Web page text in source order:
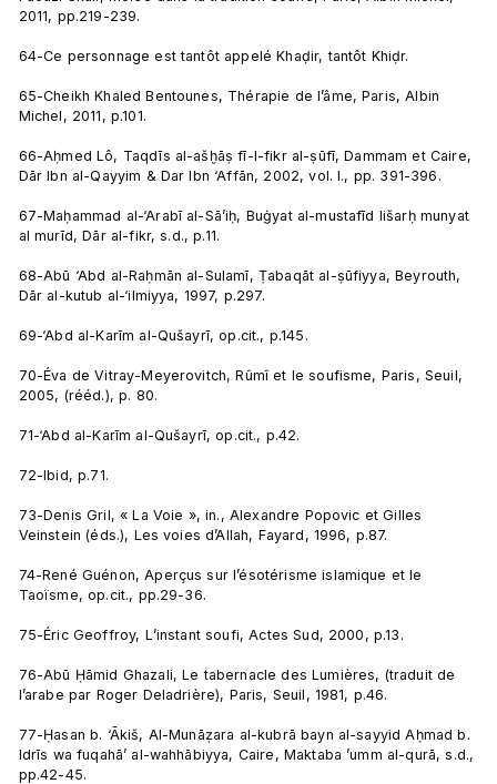
2011, pp.219-239.
64-Ce personnage est tantôt appelé Khaḍir, tantôt Khiḍr.
65-Cheikh Khaled Bentounes, Thérapie de l’âme, Paris, Albin
Michel, 2011, p.101.
66-Aḥmed Lô, Taqdīs al-ašḫāṣ fī-l-fikr al-ṣūfī, Dammam et Caire,
Dār Ibn al-Qayyim & Dar Ibn ‘Affān, 2002, vol. I., pp. 391-396.
67-Maḥammad al-‘Arabī al-Sā’iḥ, Buġyat al-mustafīd lišarḥ munyat
al murīd, Dār al-fikr, s.d., p.11.
68-Abū ‘Abd al-Raḥmān al-Sulamī, Ṭabaqāt al-ṣūfiyya, Beyrouth,
Dār al-kutub al-‘ilmiyya, 1997, p.297.
69-‘Abd al-Karīm al-Qušayrī, op.cit., p.145.
70-Éva de Vitray-Meyerovitch, Rûmî et le soufisme, Paris, Seuil,
2005, (rééd.), p. 80.
71-‘Abd al-Karīm al-Qušayrī, op.cit., p.42.
72-Ibid, p.71.
73-Denis Gril, « La Voie », in., Alexandre Popovic et Gilles
Veinstein (éds.), Les voies d’Allah, Fayard, 1996, p.87.
74-René Guénon, Aperçus sur l’ésotérisme islamique et le
Taoïsme, op.cit., pp.29-36.
75-Éric Geoffroy, L’instant soufi, Actes Sud, 2000, p.13.
76-Abū Ḥāmid Ghazali, Le tabernacle des Lumières, (traduit de
l’arabe par Roger Deladrière), Paris, Seuil, 1981, p.46.
77-Ḥasan b. ‘Ākiš, Al-Munāẓara al-kubrā bayn al-sayyid Aḥmad b.
Idrīs wa fuqahā’ al-wahhābiyya, Caire, Maktaba ’umm al-qurā, s.d.,
pp.42-45.